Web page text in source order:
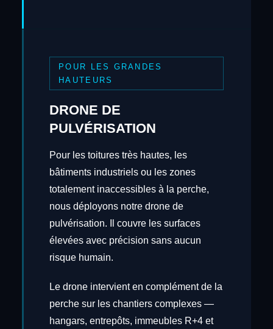
POUR LES GRANDES
HAUTEURS
DRONE DE
PULVÉRISATION
Pour les toitures très hautes, les
bâtiments industriels ou les zones
totalement inaccessibles à la perche,
nous déployons notre drone de
pulvérisation. Il couvre les surfaces
élevées avec précision sans aucun
risque humain.
Le drone intervient en complément de la
perche sur les chantiers complexes —
hangars, entrepôts, immeubles R+4 et